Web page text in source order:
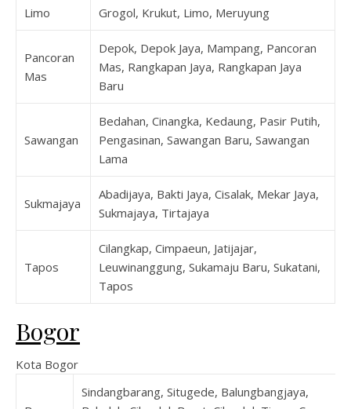
Limo Grogol, Krukut, Limo, Meruyung
Pancoran
Mas
Depok, Depok Jaya, Mampang, Pancoran
Mas, Rangkapan Jaya, Rangkapan Jaya
Baru
Sawangan
Bedahan, Cinangka, Kedaung, Pasir Putih,
Pengasinan, Sawangan Baru, Sawangan
Lama
Sukmajaya
Abadijaya, Bakti Jaya, Cisalak, Mekar Jaya,
Sukmajaya, Tirtajaya
Tapos
Cilangkap, Cimpaeun, Jatijajar,
Leuwinanggung, Sukamaju Baru, Sukatani,
Tapos
Bogor
Kota Bogor
Sindangbarang, Situgede, Balungbangjaya,